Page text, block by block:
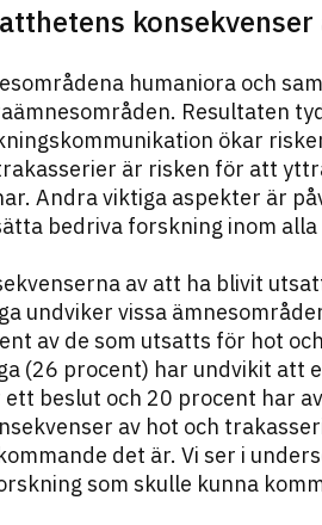
humaniora och
Resultaten
ökar
är risken för att
Andra viktiga aspekter är
bedriva forskning inom
av att ha blivit
undviker vissa
av de som utsatts för hot
(26 procent) har undvikit att
beslut och 20 procent har
av hot och
det är. Vi ser i
som skulle kunna